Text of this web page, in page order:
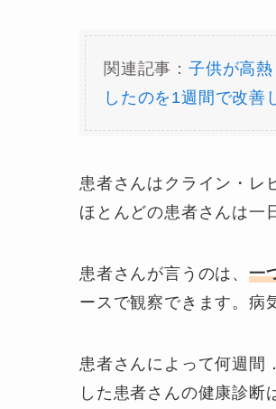
関連記事： 子供が高
したのを1週間で改善
患者さんは クライン・レ
ほとんどの患者さんは一
患者さんが言うのは、 一
ースで観察できます。病
患者さんによって何週間
した患者さんの健康診断